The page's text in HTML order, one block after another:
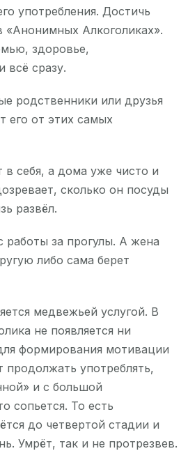
употребления. Достичь
«Анонимных Алкоголиках».
здоровье,
сразу.
родственники или друзья
его от этих самых
в себя, а дома уже чисто и
сколько он посуды
развёл.
работы за прогулы. А жена
либо сама берет
медвежьей услугой. В
не появляется ни
формирования мотивации
продолжать употреблять,
и с большой
сопьется. То есть
до четвертой стадии и
Умрёт, так и не протрезвев.